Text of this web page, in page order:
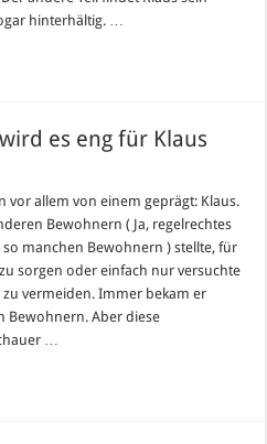
hinterhältig. …
es eng für Klaus
vor allem von einem geprägt: Klaus.
Bewohnern ( Ja, regelrechtes
manchen Bewohnern ) stellte, für
sorgen oder einfach nur versuchte
vermeiden. Immer bekam er
Bewohnern. Aber diese
…